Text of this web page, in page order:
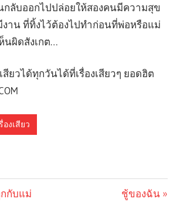
กลับออกไปปล่อยให้สองคนมีความสุข
าน ที่ทิ้งไว้ต้องไปทำก่อนที่พ่อหรือแม่
นผิดสังเกต…
สียวได้ทุกวันได้ที่เรื่องเสียวๆ ยอดฮิต
งเสียว
กกับแม่
Next
ชู้ของฉัน